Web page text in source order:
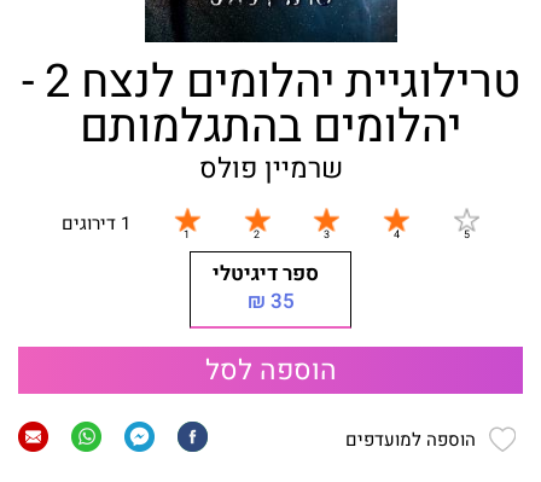
טרילוגיית יהלומים לנצח 2 -
יהלומים בהתגלמותם
שרמיין פולס
1 דירוגים
ספר דיגיטלי
35 ₪
הוספה לסל
הוספה למועדפים